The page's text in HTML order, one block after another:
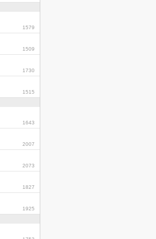
1579
1509
1730
1515
1643
2007
2073
1827
1925